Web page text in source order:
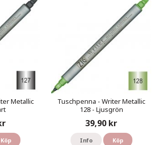
Metallic
Köp
Tuschpenna - Writer Metallic
128 - Ljusgrön
39,90 kr
Info Köp